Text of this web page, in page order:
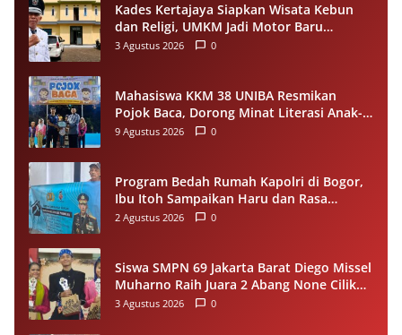
Kades Kertajaya Siapkan Wisata Kebun
dan Religi, UMKM Jadi Motor Baru
Ekonomi Desa
3 Agustus 2026 0
Mahasiswa KKM 38 UNIBA Resmikan
Pojok Baca, Dorong Minat Literasi Anak-
anak Warga Desa Mekarbaru
9 Agustus 2026 0
Program Bedah Rumah Kapolri di Bogor,
Ibu Itoh Sampaikan Haru dan Rasa
Syukur
2 Agustus 2026 0
Siswa SMPN 69 Jakarta Barat Diego Missel
Muharno Raih Juara 2 Abang None Cilik
dan Remaja Kencur 2026
3 Agustus 2026 0